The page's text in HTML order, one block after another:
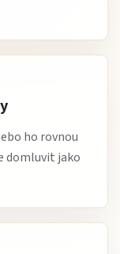
ho rovnou
domluvit jako